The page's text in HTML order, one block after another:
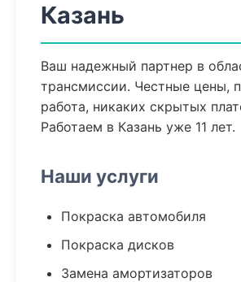
Казань
Ваш надежный партнер в
трансмиссии. Честные цены,
работа, никаких скрытых
Работаем в Казань уже 11 лет.
Наши услуги
Покраска автомобиля
Покраска дисков
Замена амортизаторов